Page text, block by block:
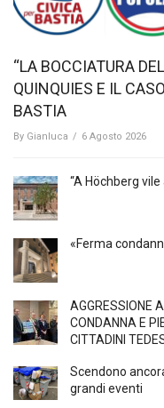
“LA BOCCIATURA
QUINQUIES E IL
BASTIA
By Gianluca / 6 Agosto 2026
“A Höchberg
«Ferma
AGGRESSIONE
CONDANNA E
CITTADINI
Scendono
grandi eventi